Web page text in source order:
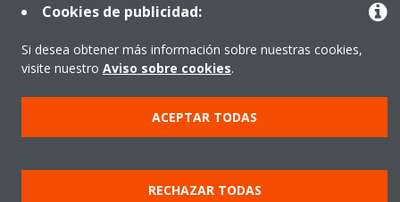
Copyright © Daikin
Cookies de publicidad:
Si desea obtener más información sobre nuestras cookies,
visite nuestro Aviso sobre cookies.
ACEPTAR TODAS
RECHAZAR TODAS